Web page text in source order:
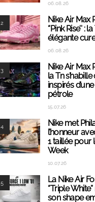
06.08.26
2
Nike Air Max
‘’Pink Rise’’ :
élégante
06.08.26
3
Nike Air Max
la Tn
inspirés
pétrole
15.07.26
4
Nike met
l’honneur
1 taillée pour
Week
10.07.26
5
La Nike Air
‘’Triple
son shape